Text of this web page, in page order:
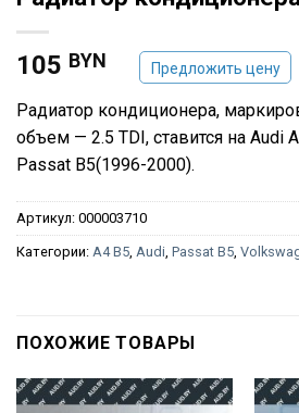
105 BYN Предложить цену
Радиатор кондиционера,
объем — 2.5 TDI, ставится на Audi
Passat B5(1996-2000).
Артикул: 000003710
Категории: A4 B5, Audi, Passat B5,
ПОХОЖИЕ ТОВАРЫ